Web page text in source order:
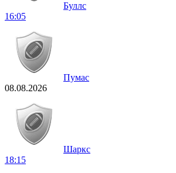
Буллс
16:05
Пумас
08.08.2026
Шаркс
18:15